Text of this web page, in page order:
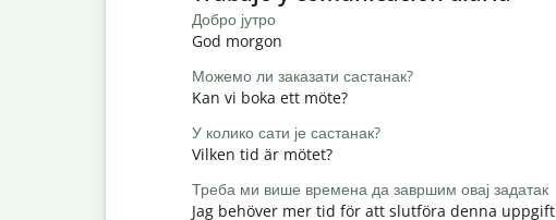
Добро јутро
God morgon
Можемо ли заказати састанак?
Kan vi boka ett möte?
У колико сати је састанак?
Vilken tid är mötet?
Треба ми више времена да завршим овај задатак
Jag behöver mer tid för att slutföra denna uppgift